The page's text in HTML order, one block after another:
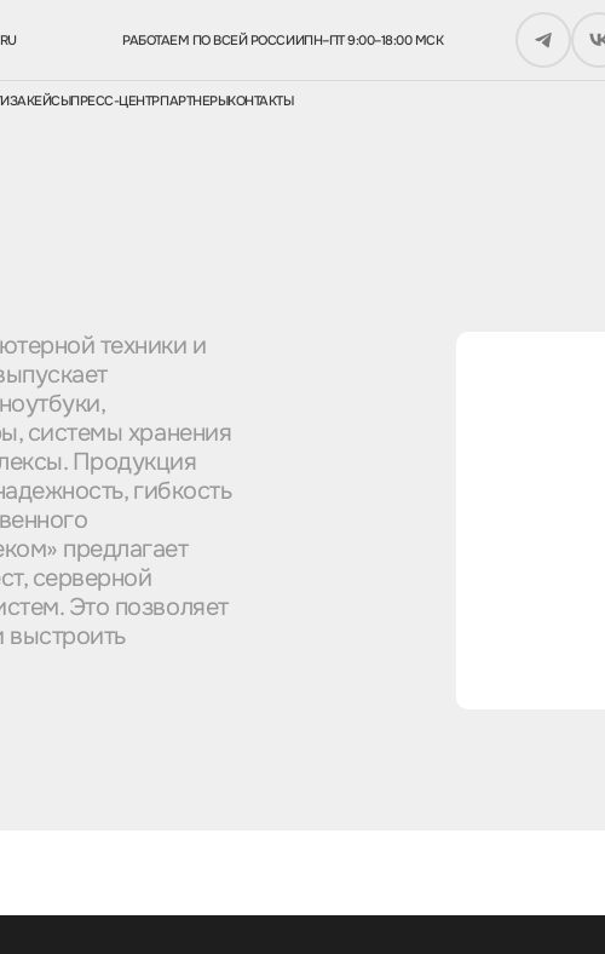
РАБОТАЕМ ПО ВСЕЙ РОССИИПН–ПТ 9:00–18:00 МСК
КЕЙСЫПРЕСС-ЦЕНТРПАРТНЕРЫКОНТАКТЫ
техники и
системы хранения
Продукция
гибкость
предлагает
серверной
Это позволяет
выстроить